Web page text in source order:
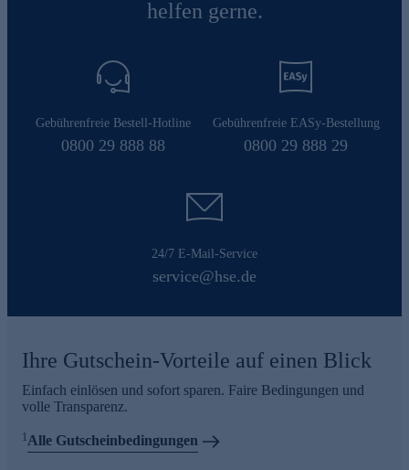
helfen gerne.
Gebührenfreie Bestell-Hotline
0800 29 888 88
Gebührenfreie EASy-Bestellung
0800 29 888 29
24/7 E-Mail-Service
service@hse.de
Ihre Gutschein-Vorteile auf einen Blick
Einfach einlösen und sofort sparen. Faire Bedingungen und
volle Transparenz.
1Alle Gutscheinbedingungen